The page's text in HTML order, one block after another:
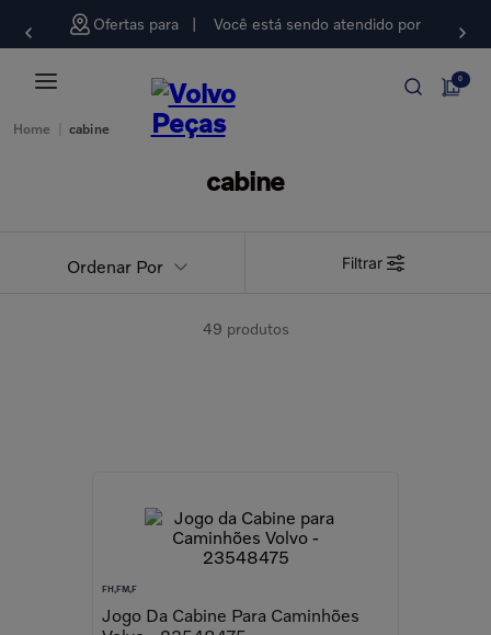
Ofertas para Você está sendo atendido por
0
Home cabine
cabine
Ordenar Por Filtrar
49 produtos
FH,FM,F
Jogo Da Cabine Para Caminhões